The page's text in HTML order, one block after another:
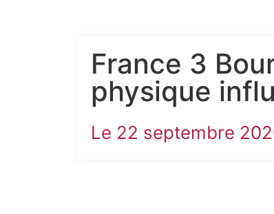
France 3
physique
Le 22 septembre